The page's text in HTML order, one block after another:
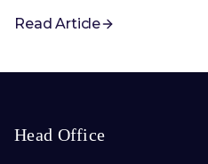
Read Article
Head Office